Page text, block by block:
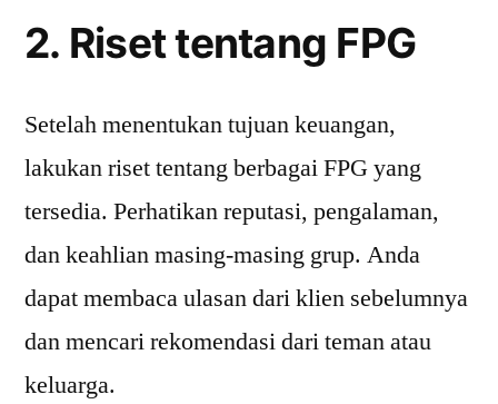
2. Riset tentang FPG
Setelah menentukan tujuan keuangan,
lakukan riset tentang berbagai FPG yang
tersedia. Perhatikan reputasi, pengalaman,
dan keahlian masing-masing grup. Anda
dapat membaca ulasan dari klien sebelumnya
dan mencari rekomendasi dari teman atau
keluarga.